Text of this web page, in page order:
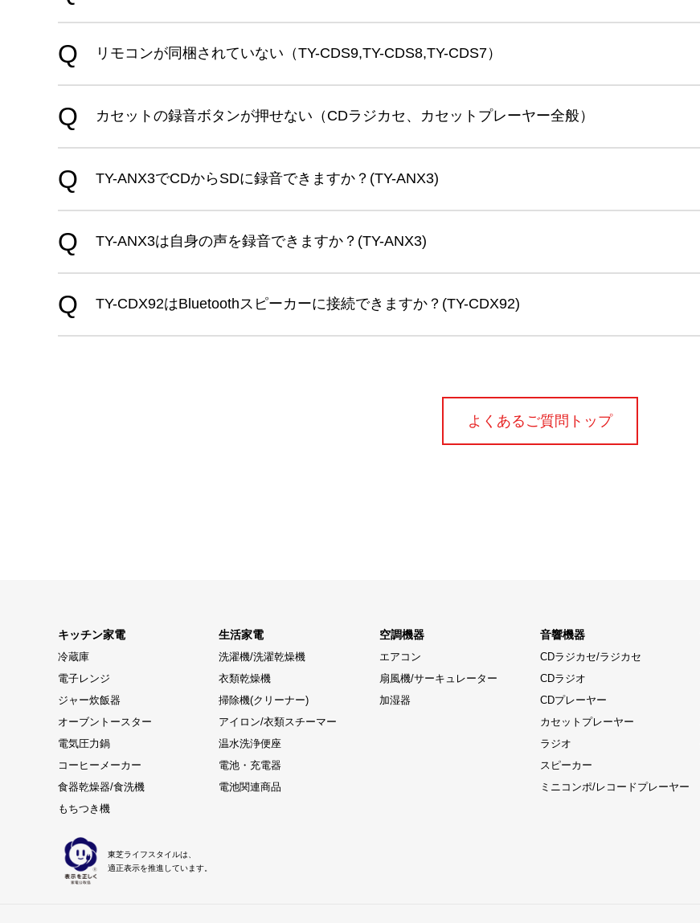
リモコンが同梱されていない（TY-CDS9,TY-CDS8,TY-CDS7）
カセットの録音ボタンが押せない（CDラジカセ、カセットプレーヤー全般）
TY-ANX3でCDからSDに録音できますか？(TY-ANX3)
TY-ANX3は自身の声を録音できますか？(TY-ANX3)
TY-CDX92はBluetoothスピーカーに接続できますか？(TY-CDX92)
よくあるご質問トップ
キッチン家電
冷蔵庫
電子レンジ
ジャー炊飯器
オーブントースター
電気圧力鍋
コーヒーメーカー
食器乾燥器/食洗機
もちつき機
生活家電
洗濯機/洗濯乾燥機
衣類乾燥機
掃除機(クリーナー)
アイロン/衣類スチーマー
温水洗浄便座
電池・充電器
電池関連商品
空調機器
エアコン
扇風機/サーキュレーター
加湿器
音響機器
CDラジカセ/ラジカセ
CDラジオ
CDプレーヤー
カセットプレーヤー
ラジオ
スピーカー
ミニコンポ/レコードプレーヤー
東芝ライフスタイルは、
適正表示を推進しています。